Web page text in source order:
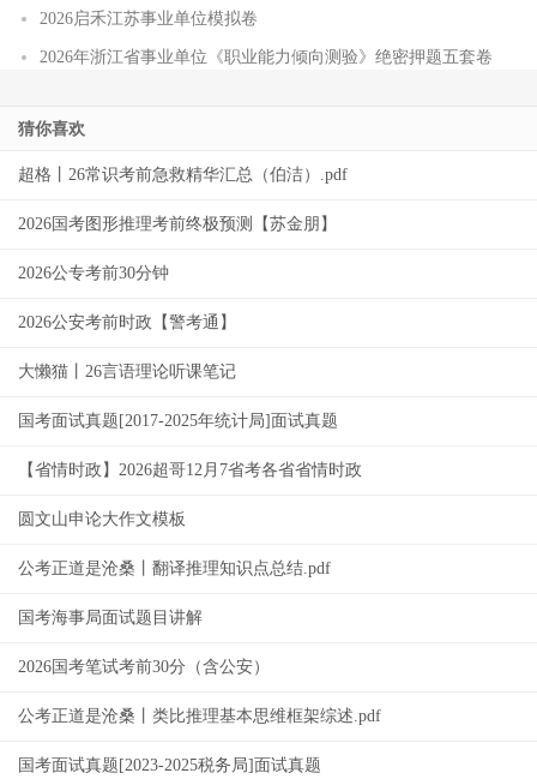
2026启禾江苏事业单位模拟卷
2026年浙江省事业单位《职业能力倾向测验》绝密押题五套卷
猜你喜欢
超格丨26常识考前急救精华汇总（伯洁）.pdf
2026国考图形推理考前终极预测【苏金朋】
2026公专考前30分钟
2026公安考前时政【警考通】
大懒猫丨26言语理论听课笔记
国考面试真题[2017-2025年统计局]面试真题
【省情时政】2026超哥12月7省考各省省情时政
圆文山申论大作文模板
公考正道是沧桑丨翻译推理知识点总结.pdf
国考海事局面试题目讲解
2026国考笔试考前30分（含公安）
公考正道是沧桑丨类比推理基本思维框架综述.pdf
国考面试真题[2023-2025税务局]面试真题